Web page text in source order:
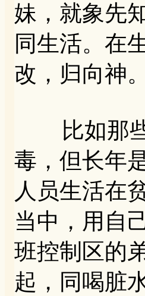
妹，就象先
同生活。在
改，归向神。
比如那些
毒，但长年
人员生活在
当中，用自
班控制区的
起，同喝脏